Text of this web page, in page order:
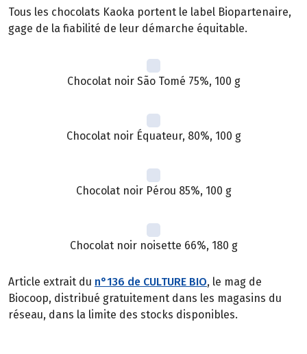
Tous les chocolats Kaoka portent le label Biopartenaire,
gage de la fiabilité de leur démarche équitable.
Chocolat noir São Tomé 75%, 100 g
Chocolat noir Équateur, 80%, 100 g
Chocolat noir Pérou 85%, 100 g
Chocolat noir noisette 66%, 180 g
Article extrait du n°136 de CULTURE BIO, le mag de
Biocoop, distribué gratuitement dans les magasins du
réseau, dans la limite des stocks disponibles.